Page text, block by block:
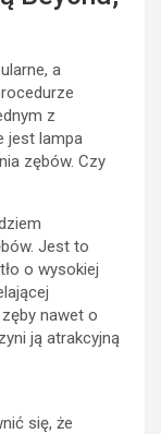
a
z
jest lampa
zębów. Czy
Jest to
o wysokiej
nawet o
ją atrakcyjną
się, że